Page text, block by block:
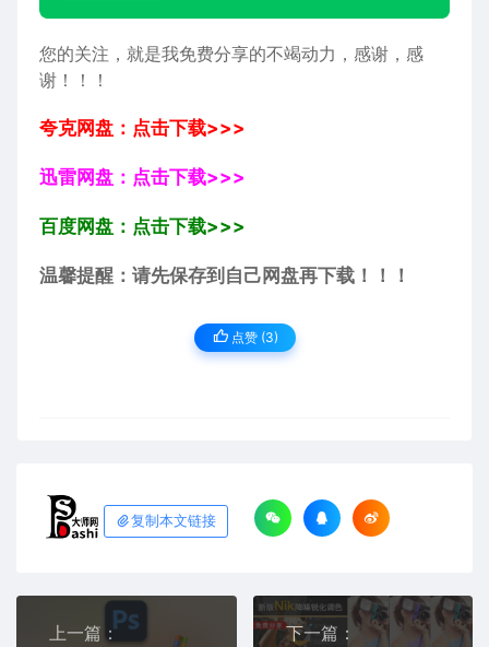
您的关注，就是我免费分享的不竭动力，感谢，感
谢！！！
夸克网盘：点击下载>>>
迅雷网盘：点击下载>>>
百度网盘：点击下载>>>
温馨提醒：请先保存到自己网盘再下载！！！
点赞 (3)
复制本文链接
上一篇：
下一篇：